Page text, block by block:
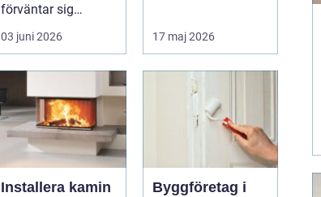
förväntar sig
många att resultatet
ska hålla i 2030 år...
03 juni 2026
omrörare spelar ...
17 maj 2026
Installera kamin
Byggföretag i